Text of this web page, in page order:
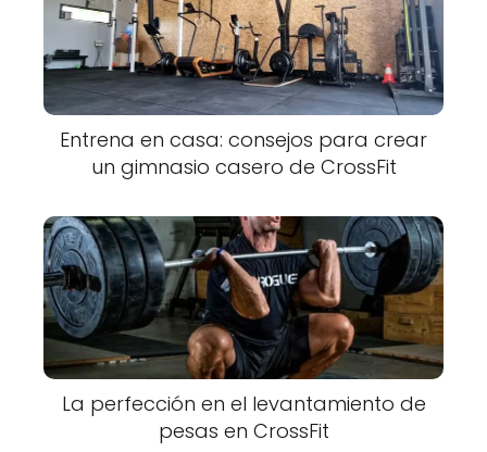
Entrena en casa: consejos para crear
un gimnasio casero de CrossFit
La perfección en el levantamiento de
pesas en CrossFit